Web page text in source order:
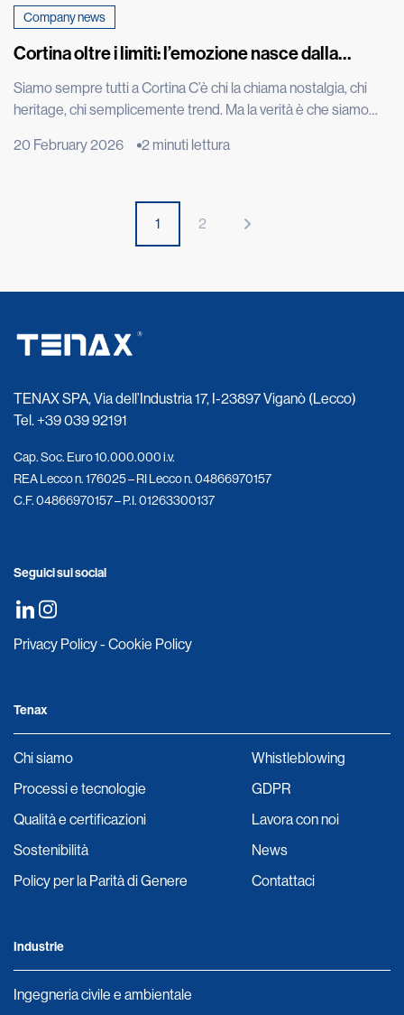
Company news
Cortina oltre i limiti: l’emozione nasce dalla
Siamo sempre tutti a Cortina C’è chi la chiama nostalgia, chi
heritage, chi semplicemente trend. Ma la verità è che siamo
fa, quando Kristian Ghedina, rockstar della discesa libera che
20 February 2026 2 minuti lettura
1 2
TENAX SPA, Via dell’Industria 17, I-23897 Viganò (Lecco)
Tel.+39 039 92191
Cap. Soc. Euro 10.000.000 i.v.
REA Lecco n. 176025 – RI Lecco n. 04866970157
C.F. 04866970157 – P.I. 01263300137
Seguici sui social
Privacy Policy- Cookie Policy
Tenax
Chi siamo
Processi e tecnologie
Qualità e certificazioni
Sostenibilità
Policy per la Parità di Genere
Whistleblowing
GDPR
Lavora con noi
News
Contattaci
Industrie
Ingegneria civile e ambientale